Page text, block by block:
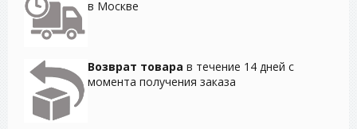
в Москве
Возврат товара в течение 14 дней с
момента получения заказа